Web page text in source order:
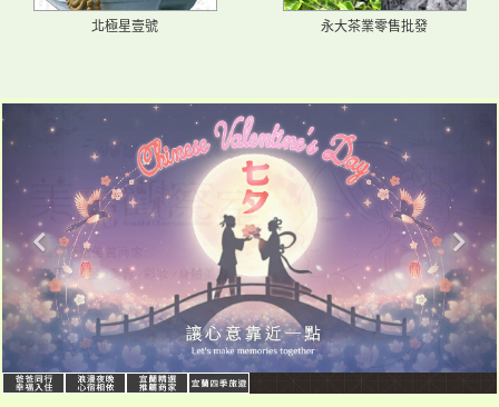
北極星壹號 永大茶業零售批發